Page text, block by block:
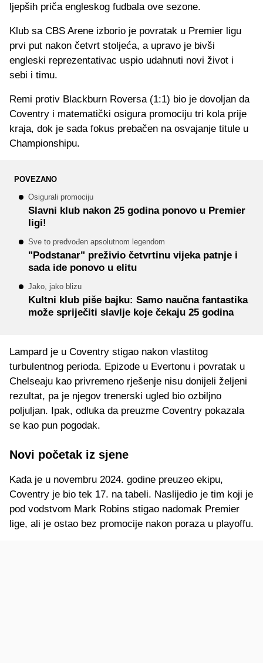
ljepših priča engleskog fudbala ove sezone.
Klub sa CBS Arene izborio je povratak u Premier ligu
prvi put nakon četvrt stoljeća, a upravo je bivši
engleski reprezentativac uspio udahnuti novi život i
sebi i timu.
Remi protiv Blackburn Roversa (1:1) bio je dovoljan da
Coventry i matematički osigura promociju tri kola prije
kraja, dok je sada fokus prebačen na osvajanje titule u
Championshipu.
POVEZANO
Osigurali promociju
Slavni klub nakon 25 godina ponovo u Premier
ligi!
Sve to predvođen apsolutnom legendom
"Podstanar" preživio četvrtinu vijeka patnje i
sada ide ponovo u elitu
Jako, jako blizu
Kultni klub piše bajku: Samo naučna fantastika
može spriječiti slavlje koje čekaju 25 godina
Lampard je u Coventry stigao nakon vlastitog
turbulentnog perioda. Epizode u Evertonu i povratak u
Chelseaju kao privremeno rješenje nisu donijeli željeni
rezultat, pa je njegov trenerski ugled bio ozbiljno
poljuljan. Ipak, odluka da preuzme Coventry pokazala
se kao pun pogodak.
Novi početak iz sjene
Kada je u novembru 2024. godine preuzeo ekipu,
Coventry je bio tek 17. na tabeli. Naslijedio je tim koji je
pod vodstvom Mark Robins stigao nadomak Premier
lige, ali je ostao bez promocije nakon poraza u playoffu.